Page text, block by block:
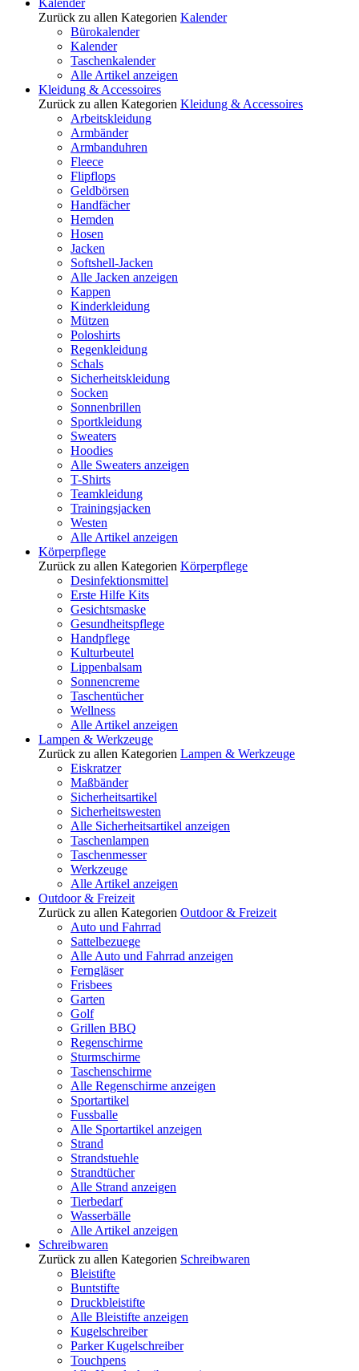
Kalender
Zurück zu allen Kategorien Kalender
Bürokalender
Kalender
Taschenkalender
Alle Artikel anzeigen
Kleidung & Accessoires
Zurück zu allen Kategorien Kleidung & Accessoires
Arbeitskleidung
Armbänder
Armbanduhren
Fleece
Flipflops
Geldbörsen
Handfächer
Hemden
Hosen
Jacken
Softshell-Jacken
Alle Jacken anzeigen
Kappen
Kinderkleidung
Mützen
Poloshirts
Regenkleidung
Schals
Sicherheitskleidung
Socken
Sonnenbrillen
Sportkleidung
Sweaters
Hoodies
Alle Sweaters anzeigen
T-Shirts
Teamkleidung
Trainingsjacken
Westen
Alle Artikel anzeigen
Körperpflege
Zurück zu allen Kategorien Körperpflege
Desinfektionsmittel
Erste Hilfe Kits
Gesichtsmaske
Gesundheitspflege
Handpflege
Kulturbeutel
Lippenbalsam
Sonnencreme
Taschentücher
Wellness
Alle Artikel anzeigen
Lampen & Werkzeuge
Zurück zu allen Kategorien Lampen & Werkzeuge
Eiskratzer
Maßbänder
Sicherheitsartikel
Sicherheitswesten
Alle Sicherheitsartikel anzeigen
Taschenlampen
Taschenmesser
Werkzeuge
Alle Artikel anzeigen
Outdoor & Freizeit
Zurück zu allen Kategorien Outdoor & Freizeit
Auto und Fahrrad
Sattelbezuege
Alle Auto und Fahrrad anzeigen
Ferngläser
Frisbees
Garten
Golf
Grillen BBQ
Regenschirme
Sturmschirme
Taschenschirme
Alle Regenschirme anzeigen
Sportartikel
Fussballe
Alle Sportartikel anzeigen
Strand
Strandstuehle
Strandtücher
Alle Strand anzeigen
Tierbedarf
Wasserbälle
Alle Artikel anzeigen
Schreibwaren
Zurück zu allen Kategorien Schreibwaren
Bleistifte
Buntstifte
Druckbleistifte
Alle Bleistifte anzeigen
Kugelschreiber
Parker Kugelschreiber
Touchpens